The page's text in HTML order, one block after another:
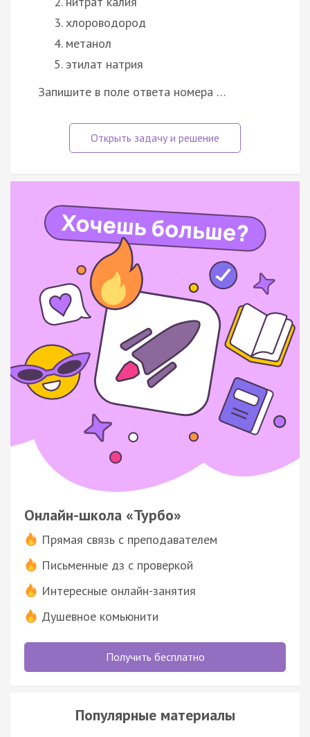
хлороводород
метанол
этилат натрия
Запишите в поле ответа номера …
Онлайн-школа «Турбо»
Прямая связь с преподавателем
Письменные дз с проверкой
Интересные онлайн-занятия
Душевное комьюнити
Получить бесплатно
Популярные материалы